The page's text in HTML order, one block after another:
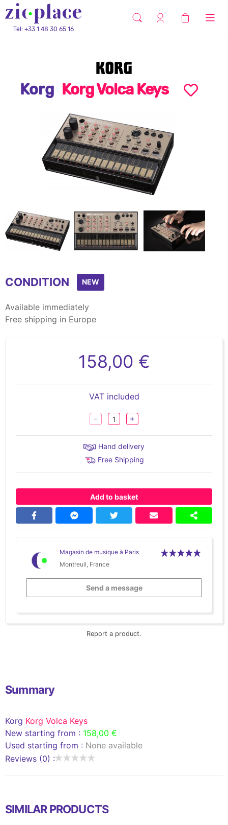
Tel: +33 1 48 30 65 16
Korg Korg Volca Keys
of
CONDITION NEW
Available immediately
Free shipping in Europe
158,00 €
VAT included
Hand delivery
Free Shipping
Add to basket
Magasin de musique à Paris
Montreuil, France
Send a message
Report a product.
Summary
Korg Korg Volca Keys
New starting from : 158,00 €
Used starting from : None available
Reviews (0) :
SIMILAR PRODUCTS